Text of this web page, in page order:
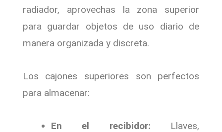
radiador, aprovechas la zona superior
para guardar objetos de uso diario de
manera organizada y discreta.
Los cajones superiores son perfectos
para almacenar:
En el recibidor: Llaves,